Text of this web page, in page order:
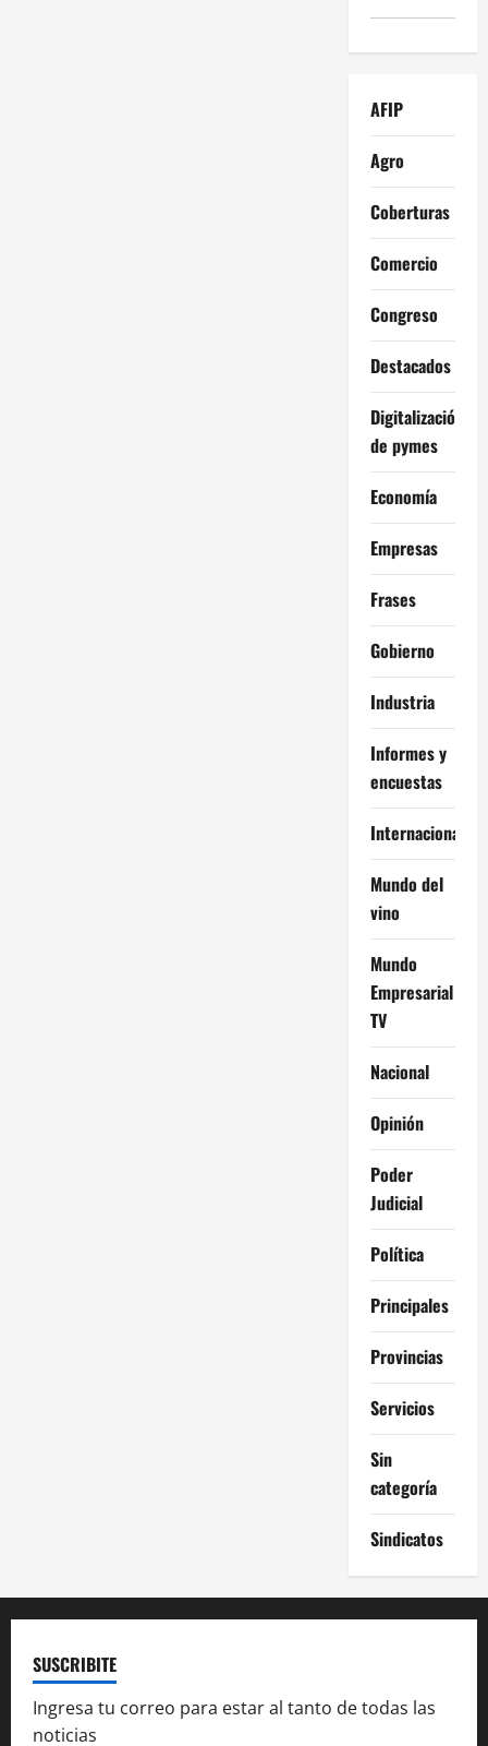
AFIP
Agro
Coberturas
Comercio
Congreso
Destacados
Digitalización
de pymes
Economía
Empresas
Frases
Gobierno
Industria
Informes y
encuestas
Internacional
Mundo del
vino
Mundo
Empresarial
TV
Nacional
Opinión
Poder
Judicial
Política
Principales
Provincias
Servicios
Sin
categoría
Sindicatos
SUSCRIBITE
Ingresa tu correo para estar al tanto de todas las
noticias